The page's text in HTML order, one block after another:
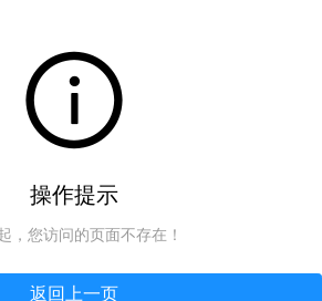
操作提示
，您访问的页面不存在！
返回上一页